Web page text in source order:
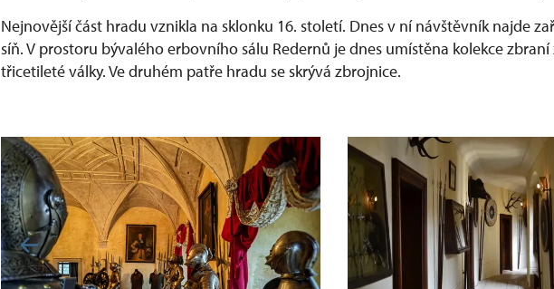
Nejnovější část hradu vznikla na sklonku 16. století. Dnes v ní návštěvník najde
síň. V prostoru bývalého erbovního sálu Redernů je dnes umístěna kolekce
třicetileté války. Ve druhém patře hradu se skrývá zbrojnice.